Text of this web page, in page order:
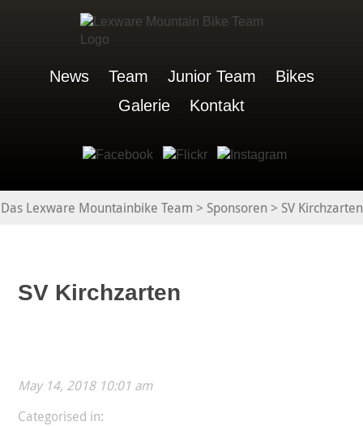
News Team Junior Team
Bikes
Galerie
Kontakt
Das Lexware Mountainbike Team > Sponsoren > SV Kirchzarten
SV Kirchzarten
May 14, 2018 10:01 am
Categorised in: